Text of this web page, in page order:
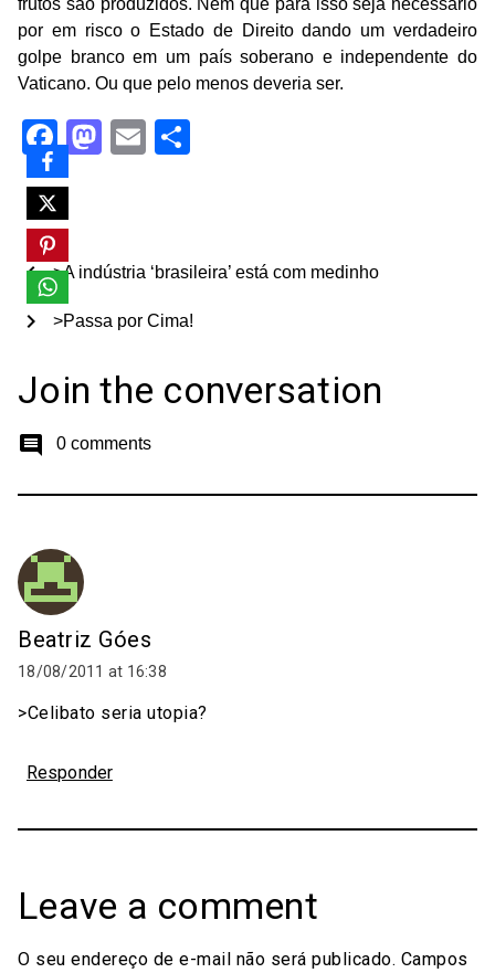
frutos são produzidos. Nem que para isso seja necessário
por em risco o Estado de Direito dando um verdadeiro
golpe branco em um país soberano e independente do
Vaticano. Ou que pelo menos deveria ser.
Facebook
Mastodon
Email
chevron_left >A indústria ‘brasileira’ está com medinho
>Passa por Cima!
chevron_right
Join the conversation
comment 0 comments
Beatriz Góes
18/08/2011 at 16:38
>Celibato seria utopia?
Responder
Leave a comment
O seu endereço de e-mail não será publicado. Campos